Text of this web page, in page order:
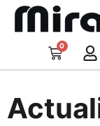
Aller
0
Panier